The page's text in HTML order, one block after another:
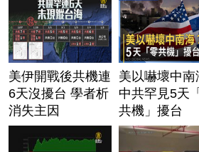
美伊開戰後共機連
6天沒擾台 學者析
消失主因
美以嚇壞中南
中共罕見5天
共機」擾台